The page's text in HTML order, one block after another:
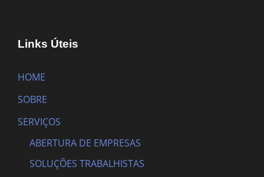
Links Úteis
HOME
SOBRE
SERVIÇOS
ABERTURA DE EMPRESAS
SOLUÇÕES TRABALHISTAS